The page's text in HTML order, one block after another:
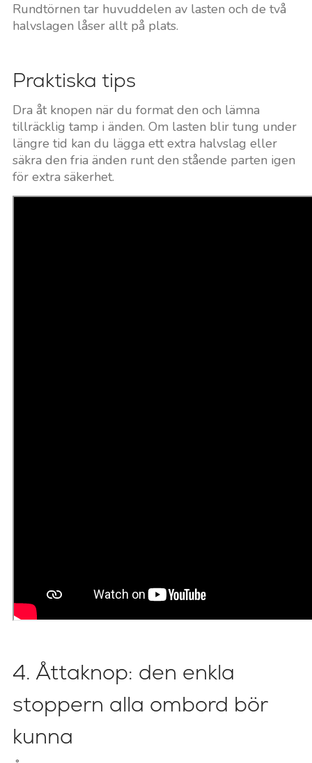
Rundtörnen tar huvuddelen av lasten och de två
halvslagen låser allt på plats.
Praktiska tips
Dra åt knopen när du format den och lämna
tillräcklig tamp i änden. Om lasten blir tung under
längre tid kan du lägga ett extra halvslag eller
säkra den fria änden runt den stående parten igen
för extra säkerhet.
4. Åttaknop: den enkla
stoppern alla ombord bör
kunna